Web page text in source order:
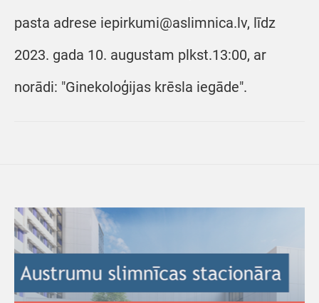
pasta adrese iepirkumi@aslimnica.lv, līdz
2023. gada 10. augustam plkst.13:00, ar
norādi: "Ginekoloģijas krēsla iegāde".